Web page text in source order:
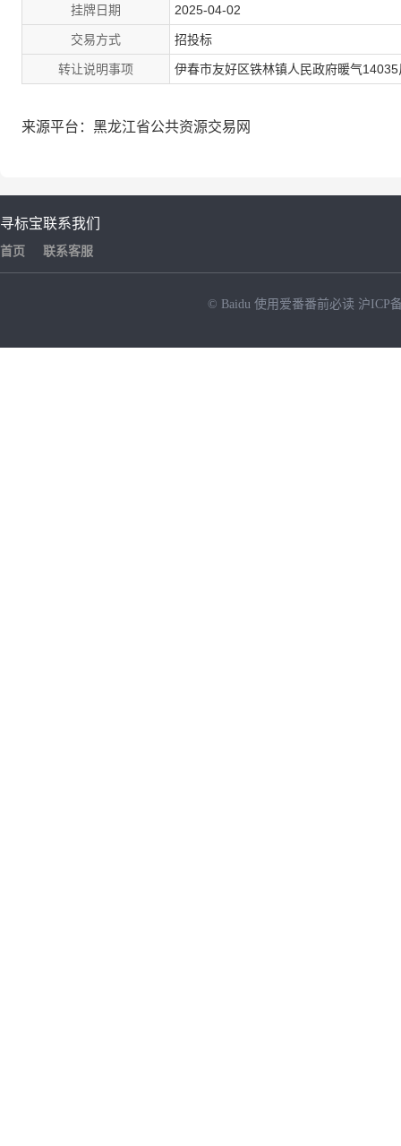
挂牌日期 2025-04-02
交易方式 招投标
转让说明事项 伊春市友好区铁林镇人民政府暖气
来源平台：黑龙江省公共资源交易网
寻标宝
首页
联系我们
联系客服
© Baidu 使用爱番番前必读 沪ICP